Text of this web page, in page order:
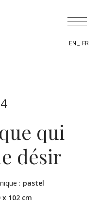
EN FR
qui
désir
: pastel
x 102 cm